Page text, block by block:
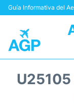
Guía Informativa del
U25105